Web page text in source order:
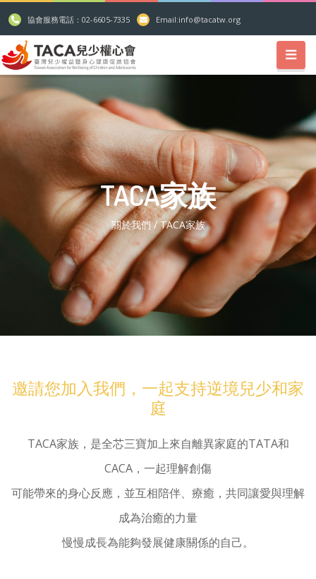
協會服務電話：02-6605-7335 Email:info@tacatw.org
TACA家族
關於我們 / TACA家族
邀請您加入我們，一起支持逆境兒少和家
庭
TACA家族，是全芯三寶加上來自離異家庭的TATA和
CACA，一起理解創傷
可能帶來的身心反應，並互相陪伴、療癒，共同讓愛與理解
成為治癒的力量
慢慢成長為能夠發展健康關係的自己。